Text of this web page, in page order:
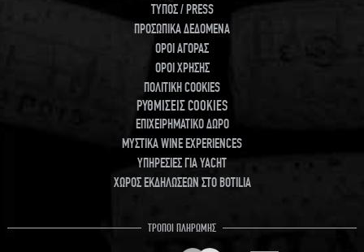
ΤΥΠΟΣ / PRESS
ΠΡΟΣΩΠΙΚΑ ΔΕΔΟΜΕΝΑ
ΟΡΟΙ ΑΓΟΡΑΣ
ΟΡΟΙ ΧΡΗΣΗΣ
ΠΟΛΙΤΙΚΗ COOKIES
ΡΥΘΜΙΣΕΙΣ COOKIES
ΕΠΙΧΕΙΡΗΜΑΤΙΚΟ ΔΩΡΟ
ΜΥΣΤΙΚΑ WINE EXPERIENCES
ΥΠΗΡΕΣΙΕΣ ΓΙΑ YACHT
ΧΩΡΟΣ ΕΚΔΗΛΩΣΕΩΝ ΣΤΟ BOTILIA
ΤΡΟΠΟΙ ΠΛΗΡΩΜΗΣ